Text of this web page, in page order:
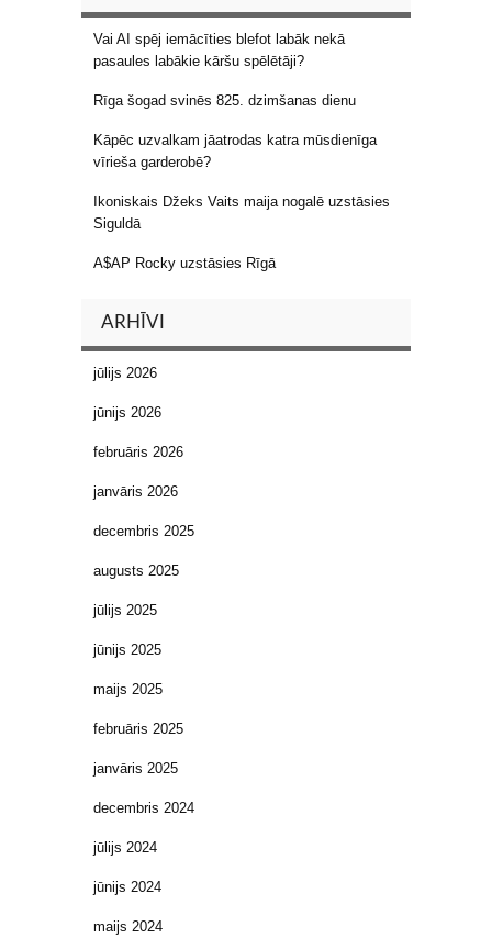
Vai AI spēj iemācīties blefot labāk nekā
pasaules labākie kāršu spēlētāji?
Rīga šogad svinēs 825. dzimšanas dienu
Kāpēc uzvalkam jāatrodas katra mūsdienīga
vīrieša garderobē?
Ikoniskais Džeks Vaits maija nogalē uzstāsies
Siguldā
A$AP Rocky uzstāsies Rīgā
ARHĪVI
jūlijs 2026
jūnijs 2026
februāris 2026
janvāris 2026
decembris 2025
augusts 2025
jūlijs 2025
jūnijs 2025
maijs 2025
februāris 2025
janvāris 2025
decembris 2024
jūlijs 2024
jūnijs 2024
maijs 2024